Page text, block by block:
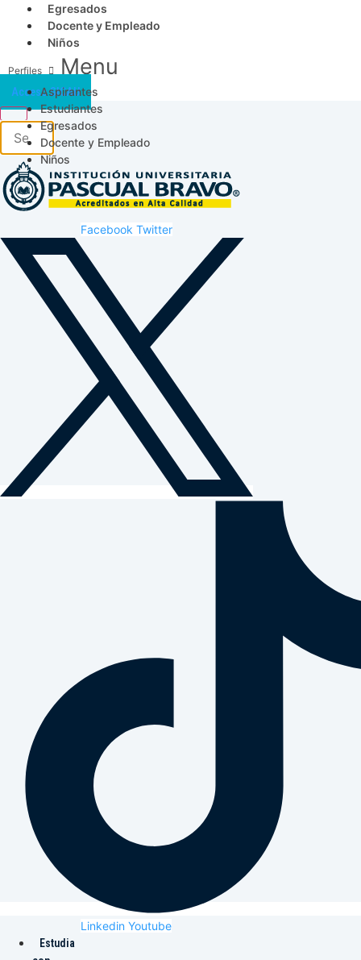
Egresados
Docente y Empleado
Niños
Menu
Aspirantes
Estudiantes
Egresados
Docente y Empleado
Niños
Acceso SICAU
Facebook Twitter
Linkedin Youtube
Estudia